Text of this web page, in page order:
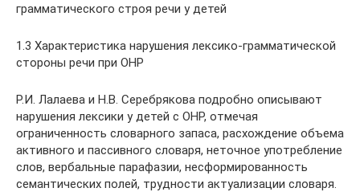
грамматического строя речи у детей
1.3 Характеристика нарушения лексико-грамматической
стороны речи при ОНР
Р.И. Лалаева и Н.В. Серебрякова подробно описывают
нарушения лексики у детей с ОНР, отмечая
ограниченность словарного запаса, расхождение объема
активного и пассивного словаря, неточное употребление
слов, вербальные парафазии, несформированность
семантических полей, трудности актуализации словаря.